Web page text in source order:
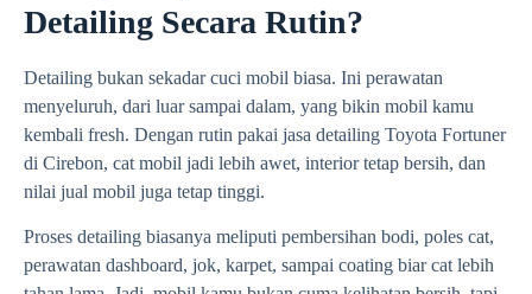
Detailing Secara Rutin?
Detailing bukan sekadar cuci mobil biasa. Ini perawatan
menyeluruh, dari luar sampai dalam, yang bikin mobil kamu
kembali fresh. Dengan rutin pakai jasa detailing Toyota Fortuner
di Cirebon, cat mobil jadi lebih awet, interior tetap bersih, dan
nilai jual mobil juga tetap tinggi.
Proses detailing biasanya meliputi pembersihan bodi, poles cat,
perawatan dashboard, jok, karpet, sampai coating biar cat lebih